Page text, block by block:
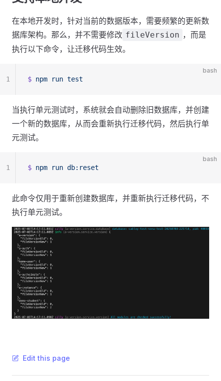
在本地开发时，针对当前的数据版本，需要频繁的更新数
据库架构。那么，并不需要修改 fileVersion ，而是
执行以下命令，让迁移代码生效。
bash
$ npm run test
1
当执行单元测试时，系统就会自动删除旧数据库，并创建
一个新的数据库，从而会重新执行迁移代码，然后执行单
元测试。
bash
$ npm run db:reset
1
此命令仅用于重新创建数据库，并重新执行迁移代码，不
执行单元测试。
Edit this page